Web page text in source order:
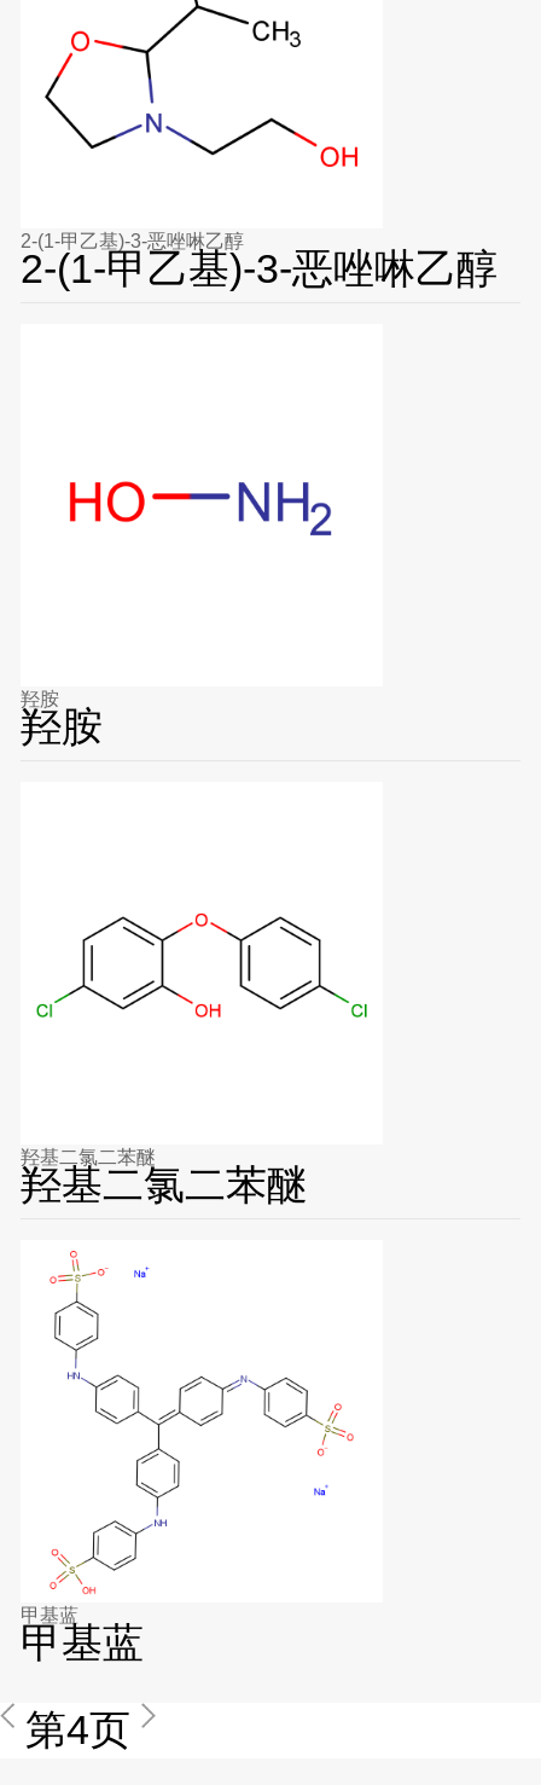
2-(1-甲乙基)-3-恶唑啉乙醇
2-(1-甲乙基)-3-恶唑啉乙醇
羟胺
羟胺
羟基二氯二苯醚
羟基二氯二苯醚
甲基蓝
甲基蓝
第4页